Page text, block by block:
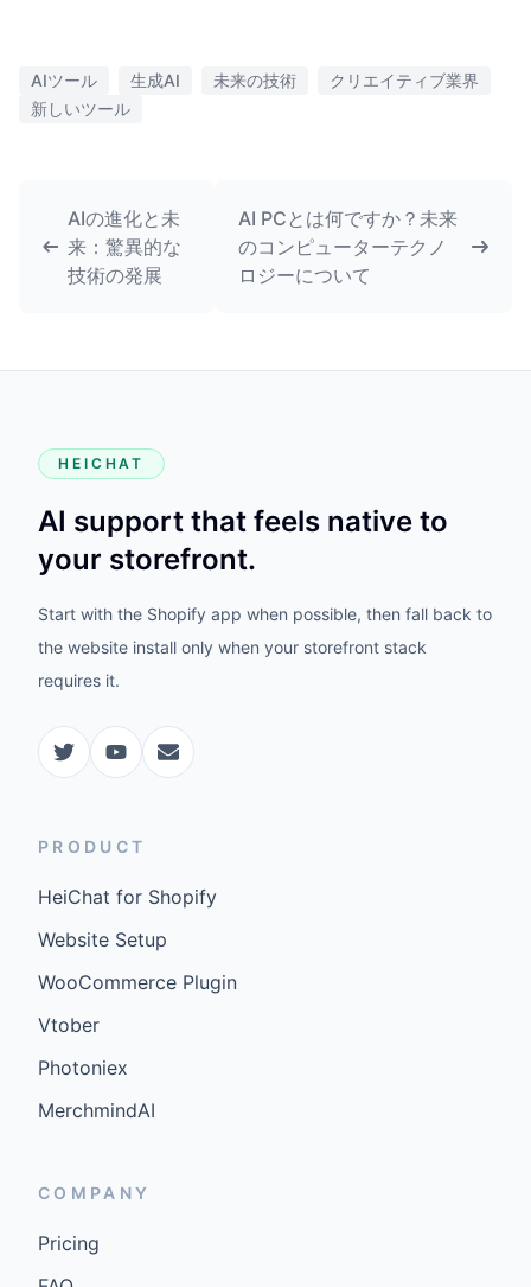
AIツール 生成AI 未来の技術
クリエイティブ業界
新しいツール
AIの進化と未
来：驚異的な
技術の発展
AI PCとは何ですか？未来
のコンピューターテクノ
ロジーについて
HEICHAT
AI support that feels native to
your storefront.
Start with the Shopify app when possible, then fall back to
the website install only when your storefront stack
requires it.
PRODUCT
HeiChat for Shopify
Website Setup
WooCommerce Plugin
Vtober
Photoniex
MerchmindAI
COMPANY
Pricing